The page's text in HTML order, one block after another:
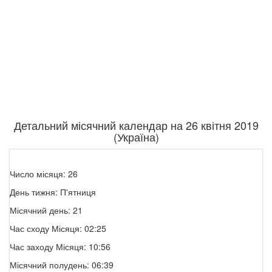
Детальний місячний календар на 26 квітня 2019
(Україна)
Число місяця: 26
День тижня: П'ятниця
Місячний день: 21
Час сходу Місяця: 02:25
Час заходу Місяця: 10:56
Місячний полудень: 06:39